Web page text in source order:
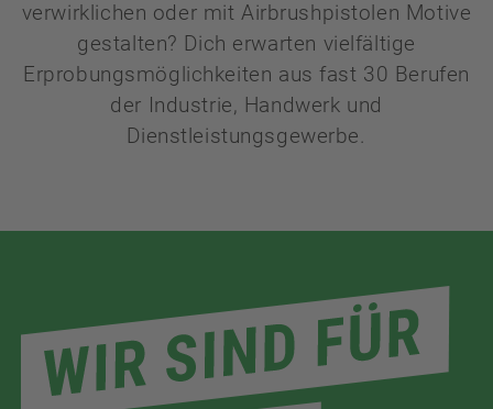
verwirklichen oder mit Airbrushpistolen Motive
gestalten? Dich erwarten vielfältige
Erprobungsmöglichkeiten aus fast 30 Berufen
der Industrie, Handwerk und
Dienstleistungsgewerbe.